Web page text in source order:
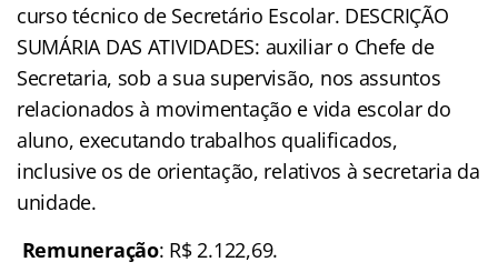
curso técnico de Secretário Escolar. DESCRIÇÃO
SUMÁRIA DAS ATIVIDADES: auxiliar o Chefe de
Secretaria, sob a sua supervisão, nos assuntos
relacionados à movimentação e vida escolar do
aluno, executando trabalhos qualificados,
inclusive os de orientação, relativos à secretaria da
unidade.
Remuneração: R$ 2.122,69.